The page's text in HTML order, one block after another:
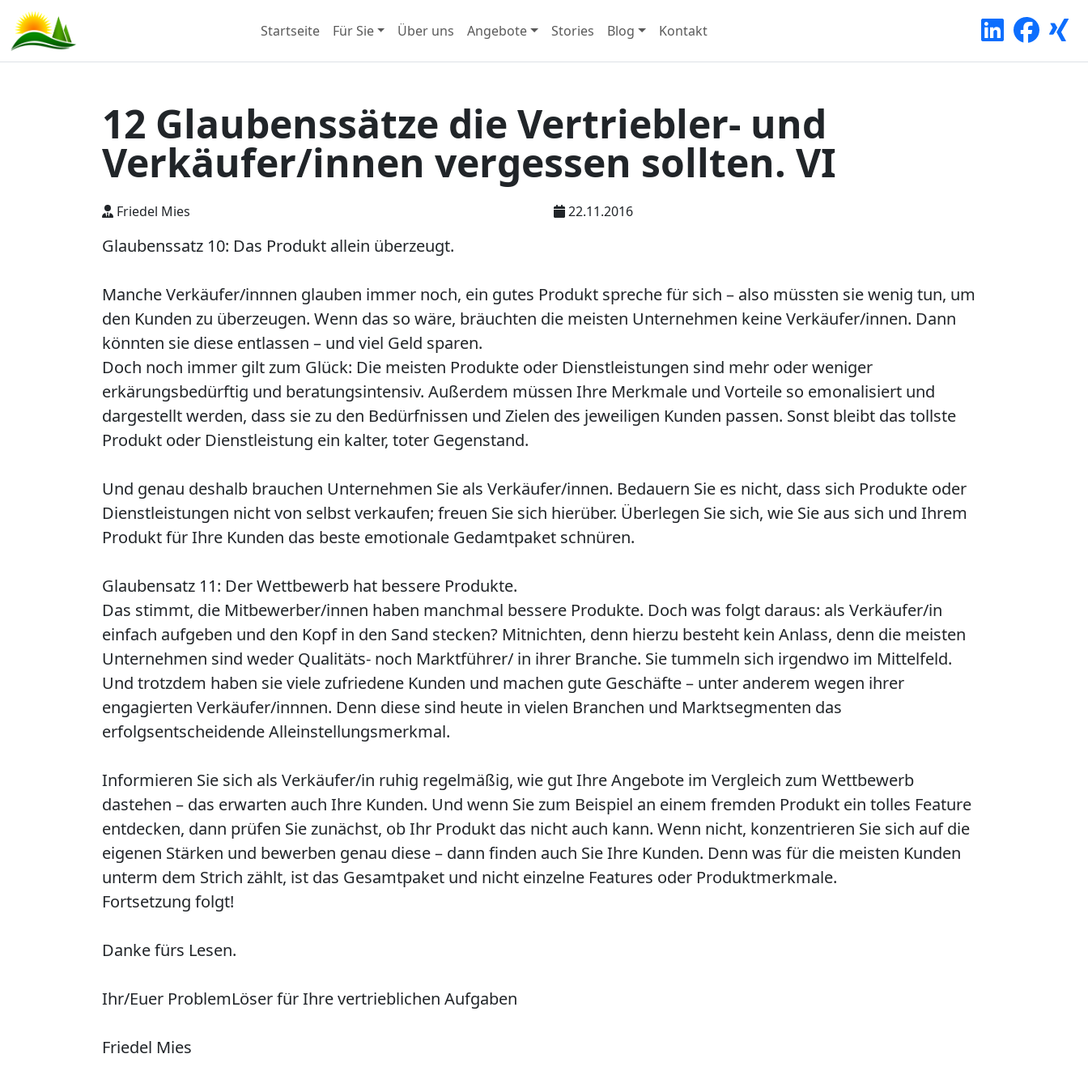
Startseite Für Sie Über uns Angebote Stories Blog Kontakt
12 Glaubenssätze die Vertriebler- und
Verkäufer/innen vergessen sollten. VI
Friedel Mies 22.11.2016
Glaubenssatz 10: Das Produkt allein überzeugt.
Manche Verkäufer/innnen glauben immer noch, ein gutes Produkt spreche für sich – also müssten sie wenig tun, um
den Kunden zu überzeugen. Wenn das so wäre, bräuchten die meisten Unternehmen keine Verkäufer/innen. Dann
könnten sie diese entlassen – und viel Geld sparen.
Doch noch immer gilt zum Glück: Die meisten Produkte oder Dienstleistungen sind mehr oder weniger
erkärungsbedürftig und beratungsintensiv. Außerdem müssen Ihre Merkmale und Vorteile so emonalisiert und
dargestellt werden, dass sie zu den Bedürfnissen und Zielen des jeweiligen Kunden passen. Sonst bleibt das tollste
Produkt oder Dienstleistung ein kalter, toter Gegenstand.
Und genau deshalb brauchen Unternehmen Sie als Verkäufer/innen. Bedauern Sie es nicht, dass sich Produkte oder
Dienstleistungen nicht von selbst verkaufen; freuen Sie sich hierüber. Überlegen Sie sich, wie Sie aus sich und Ihrem
Produkt für Ihre Kunden das beste emotionale Gedamtpaket schnüren.
Glaubensatz 11: Der Wettbewerb hat bessere Produkte.
Das stimmt, die Mitbewerber/innen haben manchmal bessere Produkte. Doch was folgt daraus: als Verkäufer/in
einfach aufgeben und den Kopf in den Sand stecken? Mitnichten, denn hierzu besteht kein Anlass, denn die meisten
Unternehmen sind weder Qualitäts- noch Marktführer/ in ihrer Branche. Sie tummeln sich irgendwo im Mittelfeld.
Und trotzdem haben sie viele zufriedene Kunden und machen gute Geschäfte – unter anderem wegen ihrer
engagierten Verkäufer/innnen. Denn diese sind heute in vielen Branchen und Marktsegmenten das
erfolgsentscheidende Alleinstellungsmerkmal.
Informieren Sie sich als Verkäufer/in ruhig regelmäßig, wie gut Ihre Angebote im Vergleich zum Wettbewerb
dastehen – das erwarten auch Ihre Kunden. Und wenn Sie zum Beispiel an einem fremden Produkt ein tolles Feature
entdecken, dann prüfen Sie zunächst, ob Ihr Produkt das nicht auch kann. Wenn nicht, konzentrieren Sie sich auf die
eigenen Stärken und bewerben genau diese – dann finden auch Sie Ihre Kunden. Denn was für die meisten Kunden
unterm dem Strich zählt, ist das Gesamtpaket und nicht einzelne Features oder Produktmerkmale.
Fortsetzung folgt!
Danke fürs Lesen.
Ihr/Euer ProblemLöser für Ihre vertrieblichen Aufgaben
Friedel Mies